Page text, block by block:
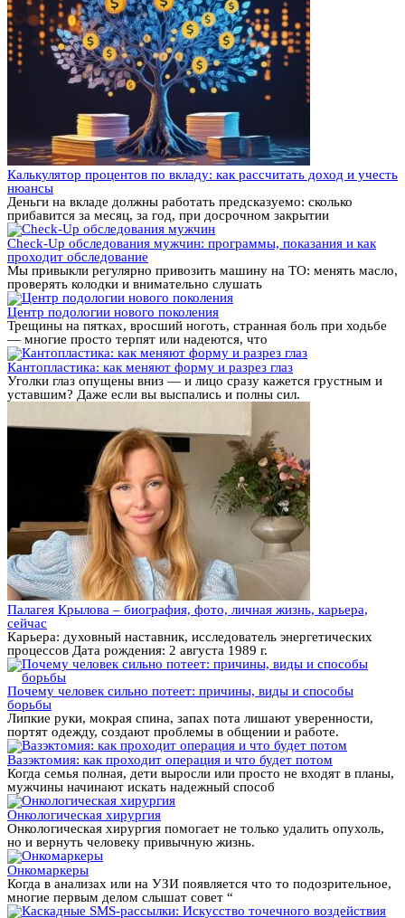
Калькулятор процентов по вкладу: как рассчитать доход и учесть
нюансы
Деньги на вкладе должны работать предсказуемо: сколько
прибавится за месяц, за год, при досрочном закрытии
Check-Up обследования мужчин: программы, показания и как
проходит обследование
Мы привыкли регулярно привозить машину на ТО: менять масло,
проверять колодки и внимательно слушать
Центр подологии нового поколения
Трещины на пятках, вросший ноготь, странная боль при ходьбе
— многие просто терпят или надеются, что
Кантопластика: как меняют форму и разрез глаз
Уголки глаз опущены вниз — и лицо сразу кажется грустным и
уставшим? Даже если вы выспались и полны сил.
Палагея Крылова – биография, фото, личная жизнь, карьера,
сейчас
Карьера: духовный наставник, исследователь энергетических
процессов Дата рождения: 2 августа 1989 г.
Почему человек сильно потеет: причины, виды и способы
борьбы
Липкие руки, мокрая спина, запах пота лишают уверенности,
портят одежду, создают проблемы в общении и работе.
Вазэктомия: как проходит операция и что будет потом
Когда семья полная, дети выросли или просто не входят в планы,
мужчины начинают искать надежный способ
Онкологическая хирургия
Онкологическая хирургия помогает не только удалить опухоль,
но и вернуть человеку привычную жизнь.
Онкомаркеры
Когда в анализах или на УЗИ появляется что то подозрительное,
многие первым делом слышат совет “